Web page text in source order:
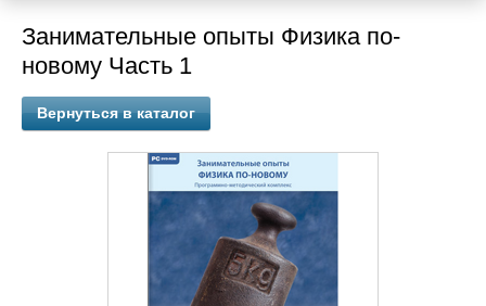
Занимательные опыты Физика по-
новому Часть 1
Вернуться в каталог